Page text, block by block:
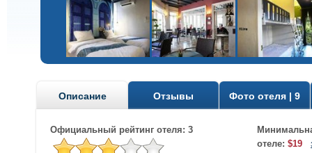
Описание Отзывы Фото отеля | 9
Официальный рейтинг отеля: 3
отеле: $19